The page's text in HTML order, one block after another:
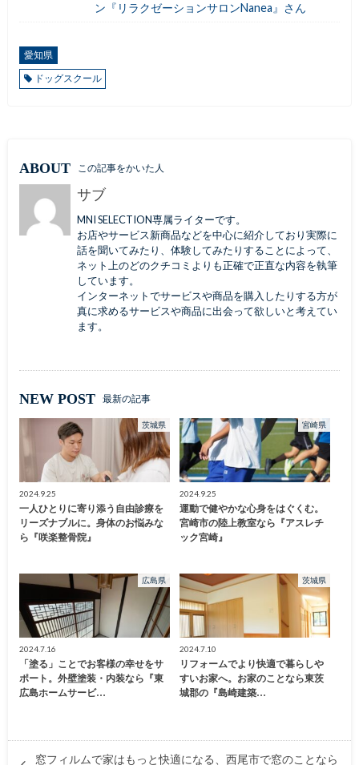
ン『リラクゼーションサロンNanea』さん
愛知県
ドッグスクール
ABOUT この記事をかいた人
サブ
MNI SELECTION専属ライターです。
お店やサービス新商品などを中心に紹介しており実際に
話を聞いてみたり、体験してみたりすることによって、
ネット上のどのクチコミよりも正確で正直な内容を執筆
しています。
インターネットでサービスや商品を購入したりする方が
真に求めるサービスや商品に出会って欲しいと考えてい
ます。
NEW POST 最新の記事
茨城県
2024.9.25
一人ひとりに寄り添う自由診療を
リーズナブルに。身体のお悩みな
ら『咲楽整骨院』
宮崎県
2024.9.25
運動で健やかな心身をはぐくむ。
宮崎市の陸上教室なら『アスレチ
ック宮崎』
広島県
2024.7.16
「塗る」ことでお客様の幸せをサ
ポート。外壁塗装・内装なら『東
広島ホームサービ…
茨城県
2024.7.10
リフォームでより快適で暮らしや
すいお家へ。お家のことなら東茨
城郡の『島崎建築…
窓フィルムで家はもっと快適になる、西尾市で窓のことなら